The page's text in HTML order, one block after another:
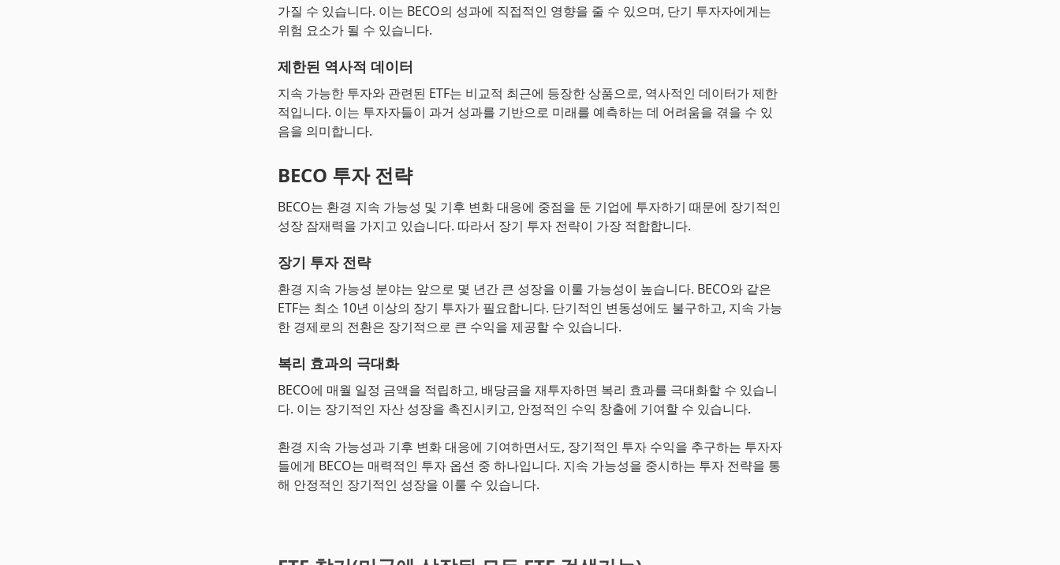
가질 수 있습니다. 이는 BECO의 성과에 직접적인 영향을 줄 수 있으며, 단기 투자자에게는
위험 요소가 될 수 있습니다.
제한된 역사적 데이터
지속 가능한 투자와 관련된 ETF는 비교적 최근에 등장한 상품으로, 역사적인 데이터가 제한
적입니다. 이는 투자자들이 과거 성과를 기반으로 미래를 예측하는 데 어려움을 겪을 수 있
음을 의미합니다.
BECO 투자 전략
BECO는 환경 지속 가능성 및 기후 변화 대응에 중점을 둔 기업에 투자하기 때문에 장기적인
성장 잠재력을 가지고 있습니다. 따라서 장기 투자 전략이 가장 적합합니다.
장기 투자 전략
환경 지속 가능성 분야는 앞으로 몇 년간 큰 성장을 이룰 가능성이 높습니다. BECO와 같은
ETF는 최소 10년 이상의 장기 투자가 필요합니다. 단기적인 변동성에도 불구하고, 지속 가능
한 경제로의 전환은 장기적으로 큰 수익을 제공할 수 있습니다.
복리 효과의 극대화
BECO에 매월 일정 금액을 적립하고, 배당금을 재투자하면 복리 효과를 극대화할 수 있습니
다. 이는 장기적인 자산 성장을 촉진시키고, 안정적인 수익 창출에 기여할 수 있습니다.
환경 지속 가능성과 기후 변화 대응에 기여하면서도, 장기적인 투자 수익을 추구하는 투자자
들에게 BECO는 매력적인 투자 옵션 중 하나입니다. 지속 가능성을 중시하는 투자 전략을 통
해 안정적인 장기적인 성장을 이룰 수 있습니다.